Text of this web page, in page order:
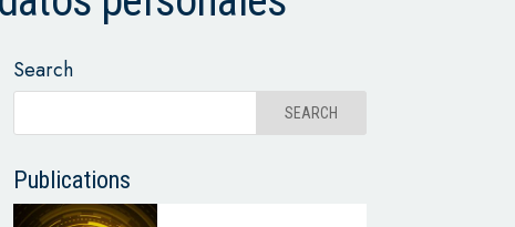
Search
Publications